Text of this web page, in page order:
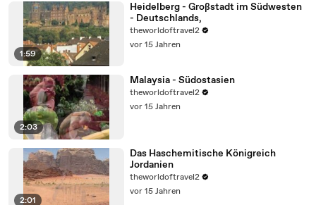
1:59
Heidelberg - Großstadt im Südwesten
- Deutschlands,
theworldoftravel2
vor 15 Jahren
2:03
Malaysia - Südostasien
theworldoftravel2
vor 15 Jahren
2:01
Das Haschemitische Königreich
Jordanien
theworldoftravel2
vor 15 Jahren